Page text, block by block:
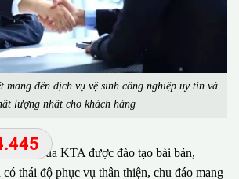
mang đến dịch vụ vệ sinh công nghiệp uy tín và
lượng nhất cho khách hàng
viên của KTA được đào tạo bài bản,
thái độ phục vụ thân thiện, chu đáo mang